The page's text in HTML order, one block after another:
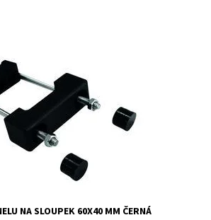
se montují svařované panely bez
příslušenství. Tato příchytka se
do sloupku
centrálním skladě
PRIPAN60X40-325
Fence consulting
NA SLOUPEK 60X40 MM ČERNÁ